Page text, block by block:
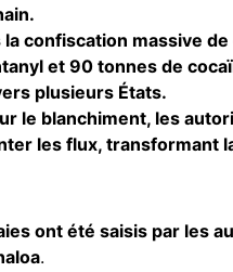
confiscation massive
et 90 tonnes de
plusieurs États.
le blanchiment, les
les flux, transformant
ont été saisis par les
.